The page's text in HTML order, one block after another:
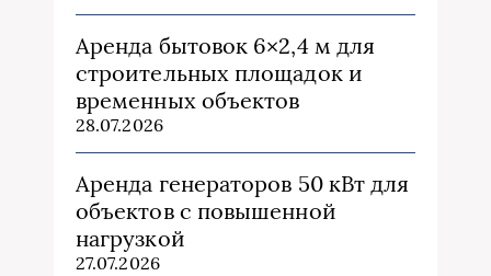
Аренда бытовок 6×2,4 м для
строительных площадок и
временных объектов
28.07.2026
Аренда генераторов 50 кВт для
объектов с повышенной
нагрузкой
27.07.2026